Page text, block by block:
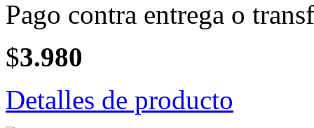
Pago contra entrega o
$3.980
Detalles de producto